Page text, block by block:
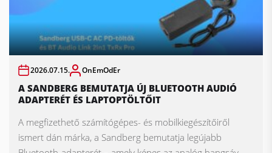
2026.07.15. OnEmOdEr
A SANDBERG BEMUTATJA ÚJ BLUETOOTH AUDIÓ
ADAPTERÉT ÉS LAPTOPTÖLTŐIT
A megfizethető számítógépes- és mobilkiegészítőiről
ismert dán márka, a Sandberg bemutatja legújabb